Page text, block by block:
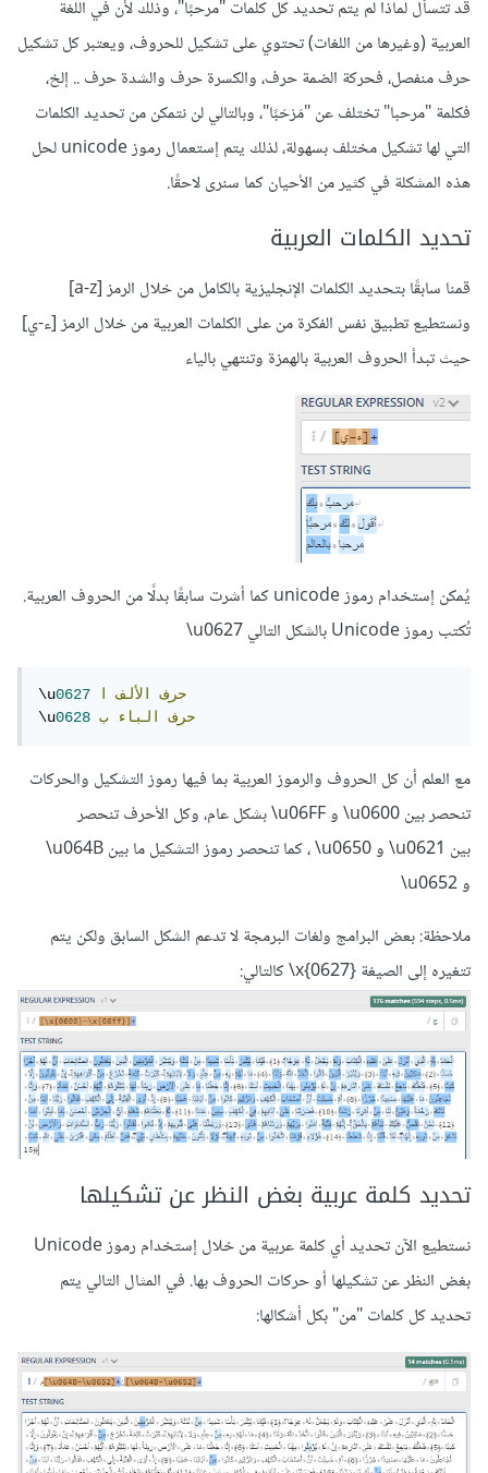
قد تتسأل لماذا لم يتم تحديد كل كلمات "مرحبًا"، وذلك لأن في اللغة
العربية (وغيرها من اللغات) تحتوي على تشكيل للحروف، ويعتبر كل تشكيل
حرف منفصل، فحركة الضمة حرف، والكسرة حرف والشدة حرف .. إلخ،
فكلمة "مرحبا" تختلف عن "مَرْحَبًا"، وبالتالي لن نتمكن من تحديد الكلمات
التي لها تشكيل مختلف بسهولة، لذلك يتم إستعمال رموز unicode لحل
هذه المشكلة في كثير من الأحيان كما سنرى لاحقًا.
تحديد الكلمات العربية
قمنا سابقًا بتحديد الكلمات الإنجليزية بالكامل من خلال الرمز [a-z]
ونستطيع تطبيق نفس الفكرة من على الكلمات العربية من خلال الرمز [ء-ي]
حيث تبدأ الحروف العربية بالهمزة وتنتهي بالياء
يُمكن إستخدام رموز unicode كما أشرت سابقًا بدلًا من الحروف العربية.
تُكتب رموز Unicode بالشكل التالي u0627\
\u0627 حرف الألف
ا
\u0628 حرف الباء ب
مع العلم أن كل الحروف والرموز العربية بما فيها رموز التشكيل والحركات
تنحصر بين u0600\ و u06FF\ بشكل عام، وكل الأحرف تنحصر
بين u0621\ و u0650\ ، كما تنحصر رموز التشكيل ما بين u064B\
و u0652\
ملاحظة: بعض البرامج ولغات البرمجة لا تدعم الشكل السابق ولكن يتم
تتغيره إلى الصيغة x{0627}\ كالتالي:
تحديد كلمة عربية بغض النظر عن تشكيلها
نستطيع الآن تحديد أي كلمة عربية من خلال إستخدام رموز Unicode
بغض النظر عن تشكيلها أو حركات الحروف بها. في المثال التالي يتم
تحديد كل كلمات "من" بكل أشكالها: